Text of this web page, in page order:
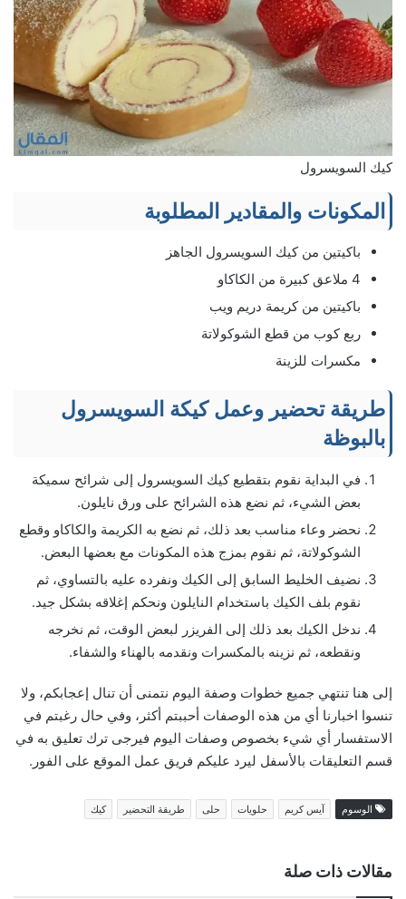
كيك السويسرول
المكونات والمقادير المطلوبة
باكيتين من كيك السويسرول الجاهز
4 ملاعق كبيرة من الكاكاو
باكيتين من كريمة دريم ويب
ربع كوب من قطع الشوكولاتة
مكسرات للزينة
طريقة تحضير وعمل كيكة السويسرول
بالبوظة
في البداية نقوم بتقطيع كيك السويسرول إلى شرائح سميكة
بعض الشيء، ثم نضع هذه الشرائح على ورق نايلون.
نحضر وعاء مناسب بعد ذلك، ثم نضع به الكريمة والكاكاو وقطع
الشوكولاتة، ثم نقوم بمزج هذه المكونات مع بعضها البعض.
نضيف الخليط السابق إلى الكيك ونفرده عليه بالتساوي، ثم
نقوم بلف الكيك باستخدام النايلون ونحكم إغلاقه بشكل جيد.
ندخل الكيك بعد ذلك إلى الفريزر لبعض الوقت، ثم نخرجه
ونقطعه، ثم نزينه بالمكسرات ونقدمه بالهناء والشفاء.
إلى هنا تنتهي جميع خطوات وصفة اليوم نتمنى أن تنال إعجابكم، ولا
تنسوا اخبارنا أي من هذه الوصفات أحببتم أكثر، وفي حال رغبتم في
الاستفسار أي شيء بخصوص وصفات اليوم فيرجى ترك تعليق به في
قسم التعليقات بالأسفل ليرد عليكم فريق عمل الموقع على الفور.
الوسوم آيس كريم حلويات حلى طريقة التحضير كيك
مقالات ذات صلة